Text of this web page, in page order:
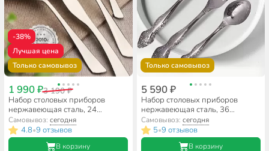
-38%
Лучшая цена
Только самовывоз
1 990 ₽3 190 ₽
Набор столовых приборов
нержавеющая сталь, 24
предмета, Daniks, Elegant
Самовывоз:сегодня
4.8•9 отзывов
В корзину
Только самовывоз
5 590 ₽
Набор столовых приборов
нержавеющая сталь, 36
предметов, с художественной
росписью, Павловский завод
им. Кирова, Тройка М-3,
СН-36М3ХФ1
Самовывоз: сегодня
5•9 отзывов
В корзину